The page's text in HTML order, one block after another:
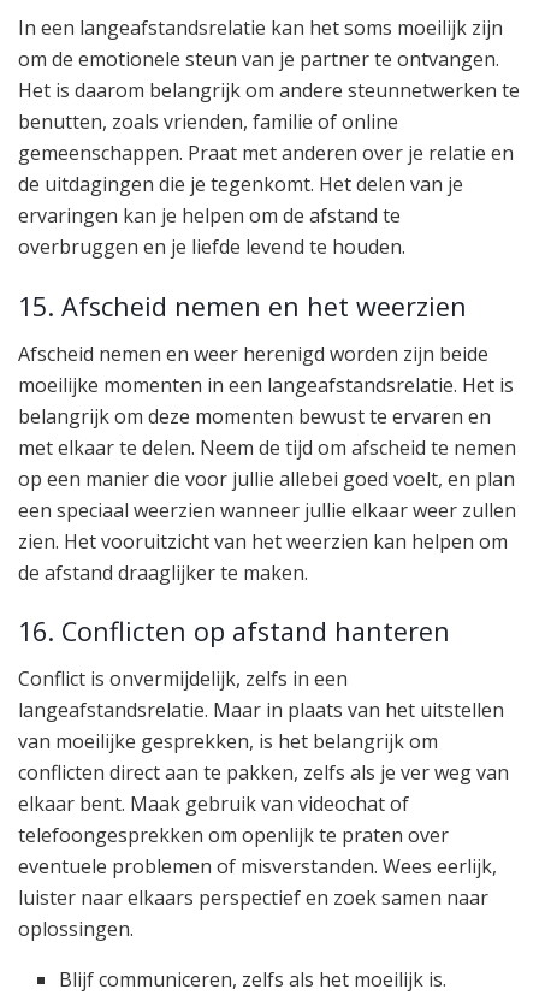
In een langeafstandsrelatie kan het soms moeilijk zijn
om de emotionele steun van je partner te ontvangen.
Het is daarom belangrijk om andere steunnetwerken te
benutten, zoals vrienden, familie of online
gemeenschappen. Praat met anderen over je relatie en
de uitdagingen die je tegenkomt. Het delen van je
ervaringen kan je helpen om de afstand te
overbruggen en je liefde levend te houden.
15. Afscheid nemen en het weerzien
Afscheid nemen en weer herenigd worden zijn beide
moeilijke momenten in een langeafstandsrelatie. Het is
belangrijk om deze momenten bewust te ervaren en
met elkaar te delen. Neem de tijd om afscheid te nemen
op een manier die voor jullie allebei goed voelt, en plan
een speciaal weerzien wanneer jullie elkaar weer zullen
zien. Het vooruitzicht van het weerzien kan helpen om
de afstand draaglijker te maken.
16. Conflicten op afstand hanteren
Conflict is onvermijdelijk, zelfs in een
langeafstandsrelatie. Maar in plaats van het uitstellen
van moeilijke gesprekken, is het belangrijk om
conflicten direct aan te pakken, zelfs als je ver weg van
elkaar bent. Maak gebruik van videochat of
telefoongesprekken om openlijk te praten over
eventuele problemen of misverstanden. Wees eerlijk,
luister naar elkaars perspectief en zoek samen naar
oplossingen.
Blijf communiceren, zelfs als het moeilijk is.